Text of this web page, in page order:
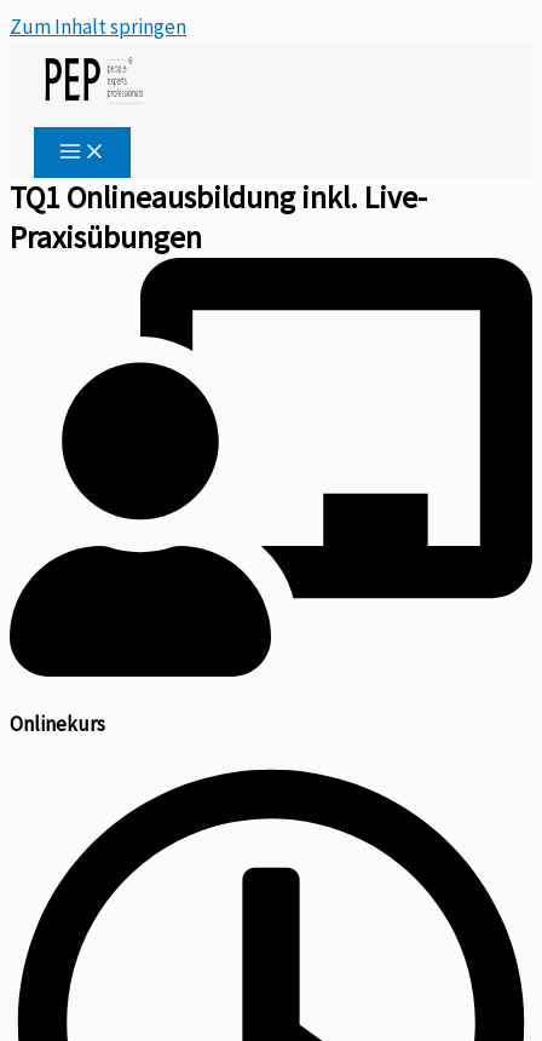
Zum Inhalt springen
TQ1 Onlineausbildung inkl. Live-
Praxisübungen
Onlinekurs